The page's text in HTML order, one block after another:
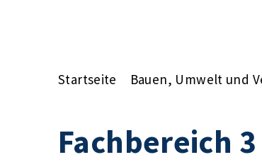
Startseite Bauen, Umwelt und
Fachbereich